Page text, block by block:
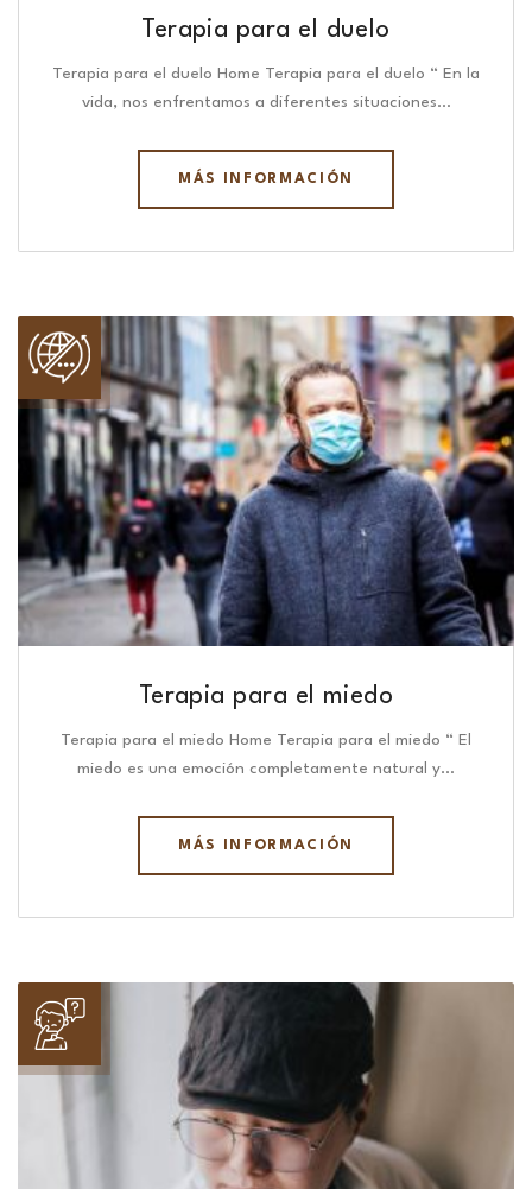
Terapia para el duelo
Terapia para el duelo Home Terapia para el duelo “ En la
vida, nos enfrentamos a diferentes situaciones…
MÁS INFORMACIÓN
Terapia para el miedo
Terapia para el miedo Home Terapia para el miedo “ El
miedo es una emoción completamente natural y…
MÁS INFORMACIÓN